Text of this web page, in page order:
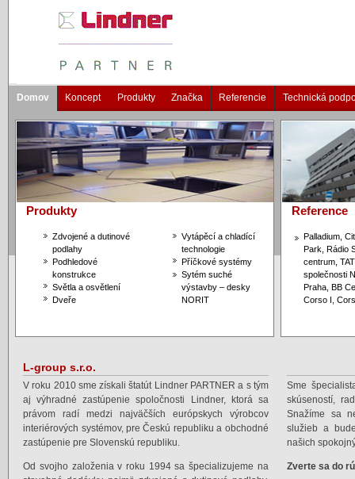
Domov Koncept Produkty Značka Referencie Technická
Produkty
Zdvojené a dutinové
podlahy
Podhledové
konstrukce
Světla a osvětlení
Dveře
Vytápěcí a chladící
technologie
Příčkové systémy
Sytém suché
výstavby – desky
NORIT
Reference
Palladium,
Park, Rádio
centrum,
společnosti
Praha, BB
Corso I,
L-group s.r.o.
V roku 2010 sme získali štatút Lindner PARTNER a s tým
aj výhradné zastúpenie spoločnosti Lindner, ktorá sa
právom radí medzi najväčších európskych výrobcov
interiérových systémov, pre Českú republiku a obchodné
zastúpenie pre Slovenskú republiku.
Od svojho založenia v roku 1994 sa špecializujeme na
Sme
skúseností,
Snažíme sa
služieb a
našich
Zverte sa do